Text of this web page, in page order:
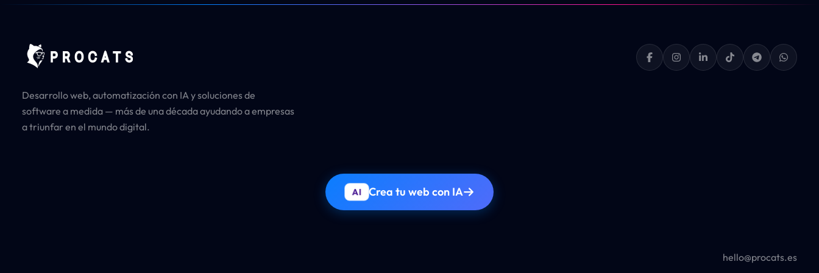
Desarrollo web, automatización con IA y soluciones de
software a medida — más de una década ayudando a empresas
a triunfar en el mundo digital.
AI Crea tu web con IA
hello@procats.es